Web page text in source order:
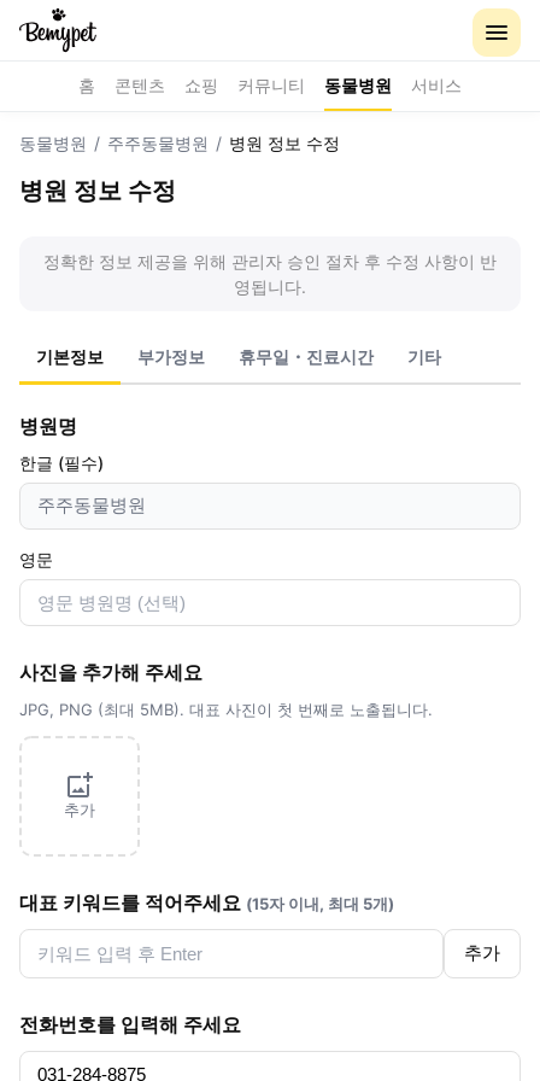
홈 콘텐츠 쇼핑 커뮤니티 동물병원 서비스
동물병원 / 주주동물병원 / 병원 정보 수정
병원 정보 수정
정확한 정보 제공을 위해 관리자 승인 절차 후 수정 사항이 반
영됩니다.
기본정보 부가정보 휴무일・진료시간 기타
병원명
한글 (필수)
영문
사진을 추가해 주세요
JPG, PNG (최대 5MB). 대표 사진이 첫 번째로 노출됩니다.
추가
대표 키워드를 적어주세요 (15자 이내, 최대 5개)
추가
전화번호를 입력해 주세요